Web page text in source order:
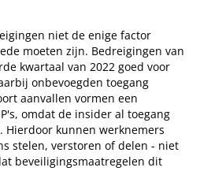
niet de enige factor
moeten zijn. Bedreigingen van
kwartaal van 2022 goed voor
onbevoegden toegang
aanvallen vormen een
omdat de insider al toegang
Hierdoor kunnen werknemers
stelen, verstoren of delen - niet
beveiligingsmaatregelen dit